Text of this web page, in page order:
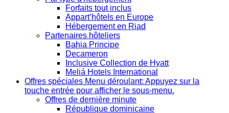
Forfaits tout inclus
Appart’hôtels en Europe
Hébergement en Riad
Partenaires hôteliers
Bahia Principe
Decameron
Inclusive Collection de Hyatt
Meliá Hotels International
Offres spéciales Menu déroulant: Appuyez sur la
touche entrée pour afficher le sous-menu.
Offres de dernière minute
République dominicaine